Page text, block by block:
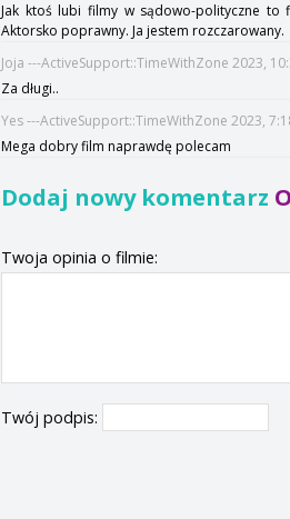
Jak ktoś lubi filmy w sądowo-polityczne to
Aktorsko poprawny. Ja jestem rozczarowany.
Joja ---ActiveSupport::TimeWithZone 2023,
Za długi..
Yes ---ActiveSupport::TimeWithZone 2023,
Mega dobry film naprawdę polecam
Dodaj nowy komentarz
Twoja opinia o filmie:
Twój podpis: